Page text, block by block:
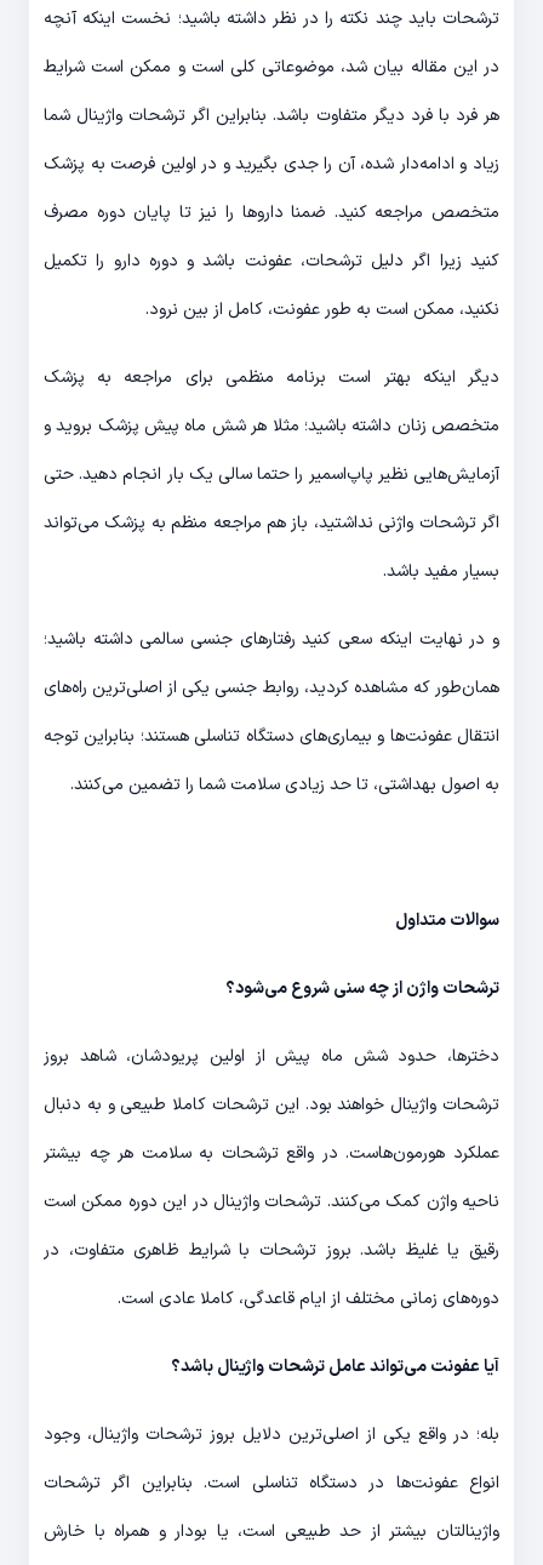
ترشحات باید چند نکته را در نظر داشته باشید؛ نخست اینکه آنچه
در این مقاله بیان شد، موضوعاتی کلی است و ممکن است شرایط
هر فرد با فرد دیگر متفاوت باشد. بنابراین اگر ترشحات واژینال شما
زیاد و ادامه‌دار شده، آن را جدی بگیرید و در اولین فرصت به پزشک
متخصص مراجعه کنید. ضمنا دارو‌ها را نیز تا پایان دوره مصرف
کنید زیرا اگر دلیل ترشحات، عفونت باشد و دوره دارو را تکمیل
نکنید، ممکن است به طور عفونت، کامل از بین نرود.
دیگر اینکه بهتر است برنامه منظمی برای مراجعه به پزشک
متخصص زنان داشته باشید؛ مثلا هر شش ماه پیش پزشک بروید و
آزمایش‌هایی نظیر پاپ‌اسمیر را حتما سالی یک بار انجام دهید. حتی
اگر ترشحات واژنی نداشتید، باز هم مراجعه منظم به پزشک می‌تواند
بسیار مفید باشد.
و در نهایت اینکه سعی کنید رفتارهای جنسی سالمی داشته باشید؛
همان‌طور که مشاهده کردید، روابط جنسی یکی از اصلی‌ترین راه‌های
انتقال عفونت‌ها و بیماری‌های دستگاه تناسلی هستند؛ بنابراین توجه
به اصول بهداشتی، تا حد زیادی سلامت شما را تضمین می‌کنند.
سوالات متداول
ترشحات واژن از چه سنی شروع می‌شود؟
دخترها، حدود شش ماه پیش از اولین پریودشان، شاهد بروز
ترشحات واژینال خواهند بود. این ترشحات کاملا طبیعی و به دنبال
عملکرد هورمون‌هاست. در واقع ترشحات به سلامت هر چه بیشتر
ناحیه واژن کمک می‌کنند. ترشحات واژینال در این دوره ممکن است
رقیق یا غلیظ باشد. بروز ترشحات با شرایط ظاهری متفاوت، در
دوره‌های زمانی مختلف از ایام قاعدگی، کاملا عادی است.
آیا عفونت می‌تواند عامل ترشحات واژینال باشد؟
بله؛ در واقع یکی از اصلی‌ترین دلایل بروز ترشحات واژینال، وجود
انواع عفونت‌ها در دستگاه تناسلی است. بنابراین اگر ترشحات
واژینالتان بیشتر از حد طبیعی است، یا بودار و همراه با خارش